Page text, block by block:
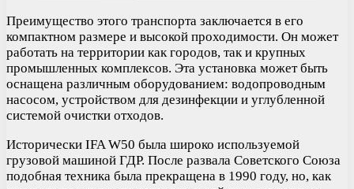
Преимущество этого транспорта заключается в его
компактном размере и высокой проходимости. Он может
работать на территории как городов, так и крупных
промышленных комплексов. Эта установка может быть
оснащена различным оборудованием: водопроводным
насосом, устройством для дезинфекции и углубленной
системой очистки отходов.
Исторически IFA W50 была широко используемой
грузовой машиной ГДР. После развала Советского Союза
подобная техника была прекращена в 1990 году, но, как